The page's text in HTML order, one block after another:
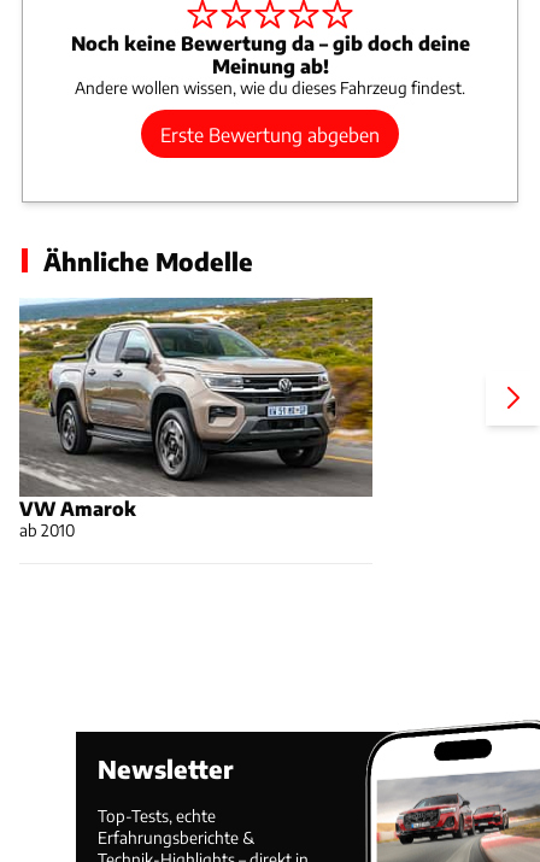
Noch keine Bewertung da – gib doch deine
Meinung ab!
Andere wollen wissen, wie du dieses Fahrzeug findest.
Erste Bewertung abgeben
Ähnliche Modelle
VW Amarok
ab 2010
Newsletter
Top-Tests, echte
Erfahrungsberichte &